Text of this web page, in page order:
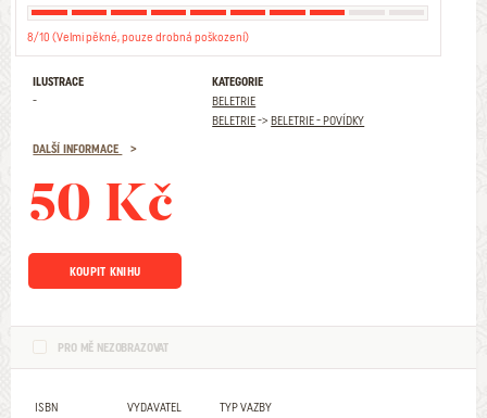
8/10 (Velmi pěkné, pouze drobná poškození)
ILUSTRACE
-
KATEGORIE
BELETRIE
BELETRIE->BELETRIE - POVÍDKY
DALŠÍ INFORMACE
50 Kč
KOUPIT KNIHU
PRO MĚ NEZOBRAZOVAT
ISBN
VYDAVATEL
TYP VAZBY